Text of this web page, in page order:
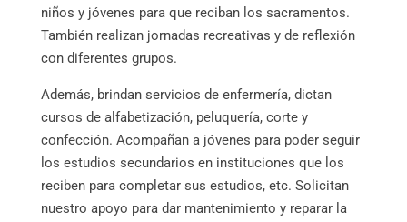
niños y jóvenes para que reciban los sacramentos.
También realizan jornadas recreativas y de reflexión
con diferentes grupos.
Además, brindan servicios de enfermería, dictan
cursos de alfabetización, peluquería, corte y
confección. Acompañan a jóvenes para poder seguir
los estudios secundarios en instituciones que los
reciben para completar sus estudios, etc. Solicitan
nuestro apoyo para dar mantenimiento y reparar la